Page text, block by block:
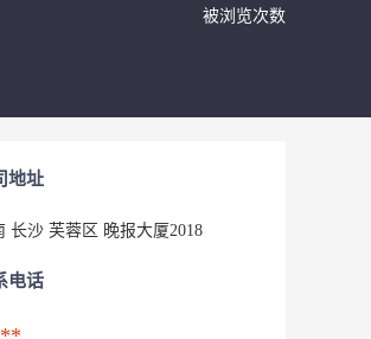
被浏览次数
地址
长沙 芙蓉区 晚报大厦2018
电话